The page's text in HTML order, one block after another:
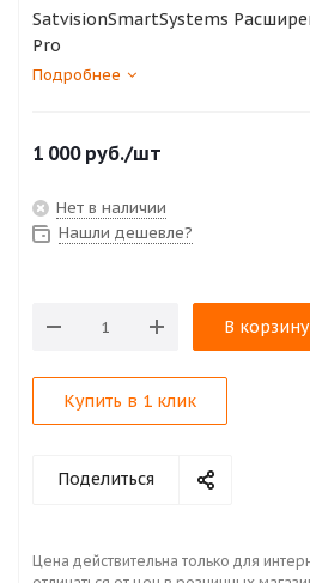
SatvisionSmartSystems
Pro
Подробнее
1 000руб./шт
Нет в наличии
Нашли дешевле?
В корзину
Купить в 1 клик
Поделиться
Цена действительна только для